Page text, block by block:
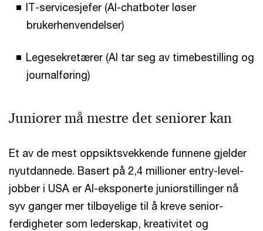
IT-servicesjefer (AI-chatboter løser
brukerhenvendelser)
Legesekretærer (AI tar seg av timebestilling og
journalføring)
Juniorer må mestre det seniorer kan
Et av de mest oppsiktsvekkende funnene gjelder
nyutdannede. Basert på 2,4 millioner entry-level-
jobber i USA er AI-eksponerte juniorstillinger nå
syv ganger mer tilbøyelige til å kreve senior-
ferdigheter som lederskap, kreativitet og